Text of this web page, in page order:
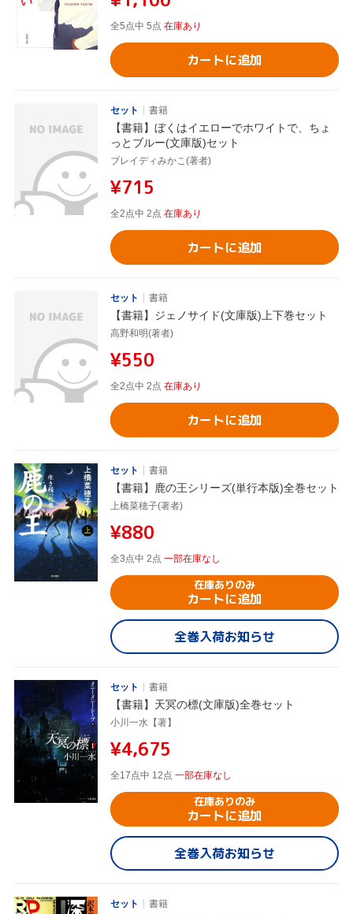
全5点中 5点 在庫あり
カートに追加
セット 書籍
【書籍】ぼくはイエローでホワイトで、ちょ
っとブルー(文庫版)セット
ブレイディみかこ(著者)
¥715
全2点中 2点 在庫あり
カートに追加
セット 書籍
【書籍】ジェノサイド(文庫版)上下巻セット
高野和明(著者)
¥550
全2点中 2点 在庫あり
カートに追加
セット 書籍
【書籍】鹿の王シリーズ(単行本版)全巻セット
上橋菜穂子(著者)
¥880
全3点中 2点 一部在庫なし
在庫ありのみ
カートに追加
全巻入荷お知らせ
セット 書籍
【書籍】天冥の標(文庫版)全巻セット
小川一水【著】
¥4,675
全17点中 12点 一部在庫なし
在庫ありのみ
カートに追加
全巻入荷お知らせ
セット 書籍